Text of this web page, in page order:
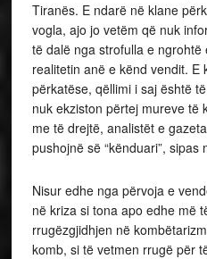
Tiranës. E ndarë në klane
vogla, ajo jo vetëm që nuk
të dalë nga strofulla e
realitetin anë e kënd vendit. E
përkatëse, qëllimi i saj është
nuk ekziston përtej mureve të
me të drejtë, analistët e
pushojnë së “kënduari”, sipas
Nisur edhe nga përvoja e
në kriza si tona apo edhe më
rrugëzgjidhjen në
komb, si të vetmen rrugë për